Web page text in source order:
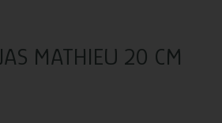
MATHIEU 20 CM